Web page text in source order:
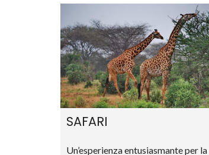
SAFARI
Un’esperienza entusiasmante per la